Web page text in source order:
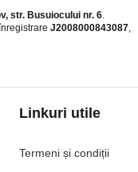
str. Busuiocului nr. 6.
J2008000843087,
Linkuri utile
Termeni și condiții